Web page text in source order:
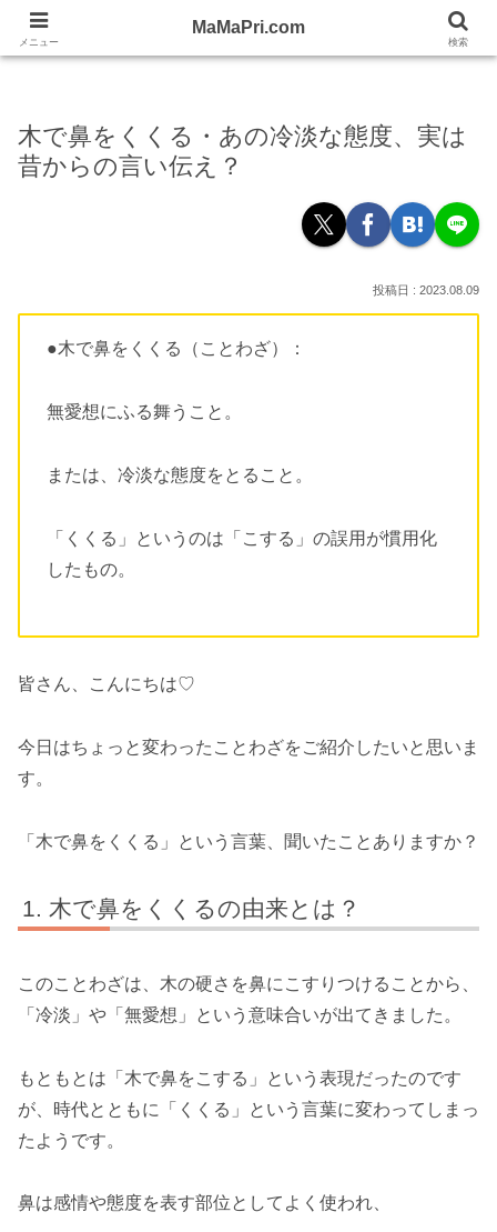
忙しい女性の応援WEBママプリ！
MaMaPri.com
木で鼻をくくる・あの冷淡な態度、実は
昔からの言い伝え？
2023.08.09
●木で鼻をくくる（ことわざ）：
無愛想にふる舞うこと。
または、冷淡な態度をとること。
「くくる」というのは「こする」の誤用が慣用化
したもの。
皆さん、こんにちは♡
今日はちょっと変わったことわざをご紹介したいと思いま
す。
「木で鼻をくくる」という言葉、聞いたことありますか？
木で鼻をくくるの由来とは？
このことわざは、木の硬さを鼻にこすりつけることから、
「冷淡」や「無愛想」という意味合いが出てきました。
もともとは「木で鼻をこする」という表現だったのです
が、時代とともに「くくる」という言葉に変わってしまっ
たようです。
鼻は感情や態度を表す部位としてよく使われ、
メニュー
MaMaPri.com
検索